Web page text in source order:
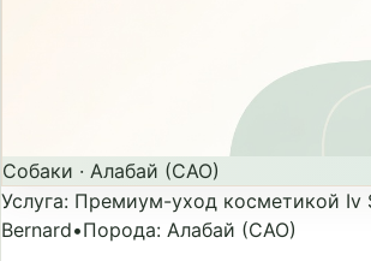
Собаки · Алабай (САО)
Услуга: Премиум-уход косметикой Iv
Bernard•Порода: Алабай (САО)